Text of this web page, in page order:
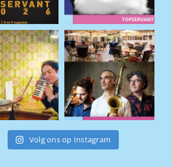
Volg ons op Instagram